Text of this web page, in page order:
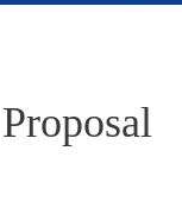
Proposal